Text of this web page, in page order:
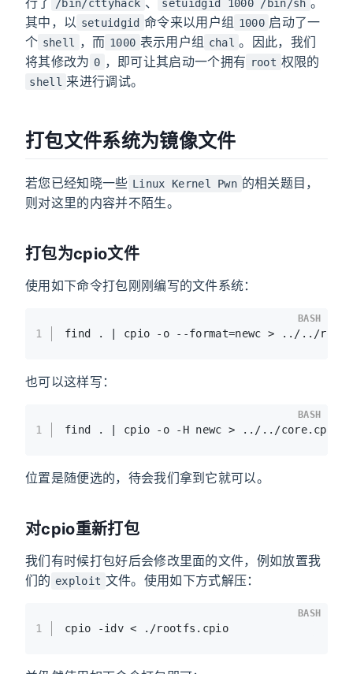
/bin/cttyhack setuidgid 1000 /bin/sh
其中，以 setuidgid 命令来以用户组 1000 启动了一
个 shell ，而 1000 表示用户组 chal 。因此，我们
将其修改为 0 ，即可让其启动一个拥有 root 权限的
shell 来进行调试。
打包文件系统为镜像文件
若您已经知晓一些 Linux Kernel Pwn 的相关题目，
则对这里的内容并不陌生。
打包为cpio文件
使用如下命令打包刚刚编写的文件系统：
1 find . | cpio -o --format=newc > ../../
BASH
也可以这样写：
1 find . | cpio -o -H newc > ../../core.cpio
BASH
位置是随便选的，待会我们拿到它就可以。
对cpio重新打包
我们有时候打包好后会修改里面的文件，例如放置我
们的 exploit 文件。使用如下方式解压：
1 cpio -idv < ./rootfs.cpio
BASH